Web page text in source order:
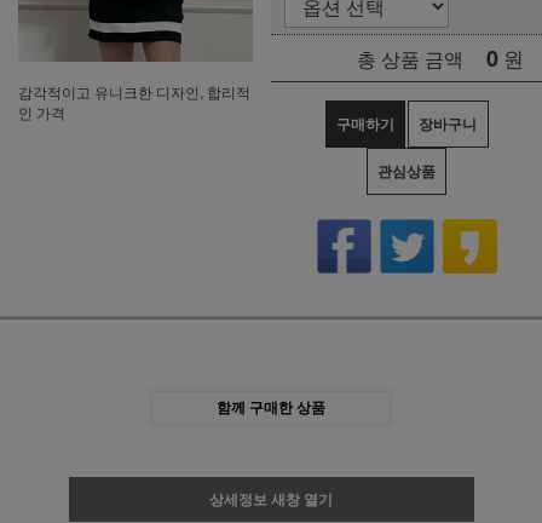
감각적이고 유니크한 디자인, 합리적
인 가격
총 상품 금액 0 원
구매하기 장바구니
관심상품
함께 구매한 상품
상세정보 새창 열기